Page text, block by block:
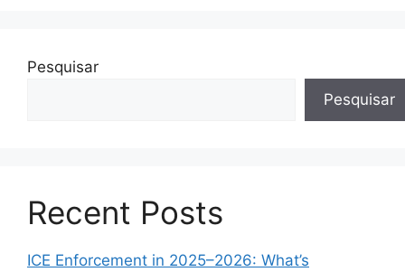
Pesquisar
Pesquisar
Recent Posts
ICE Enforcement in 2025–2026: What’s